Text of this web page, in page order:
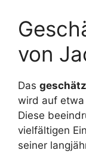
von
Das
wird auf
Diese
vielfältigen
seiner